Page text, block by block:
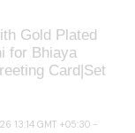
Gold Plated
for Bhiaya
Card|Set
13:14 GMT +05:30 -